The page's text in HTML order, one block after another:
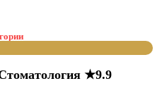
★9.9